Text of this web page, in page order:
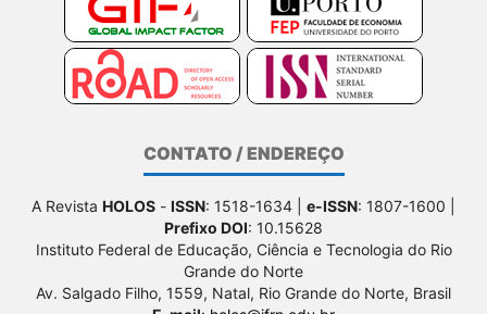
CONTATO / ENDEREÇO
A Revista HOLOS - ISSN: 1518-1634 | e-ISSN: 1807-1600 |
Prefixo DOI: 10.15628
Instituto Federal de Educação, Ciência e Tecnologia do Rio
Grande do Norte
Av. Salgado Filho, 1559, Natal, Rio Grande do Norte, Brasil